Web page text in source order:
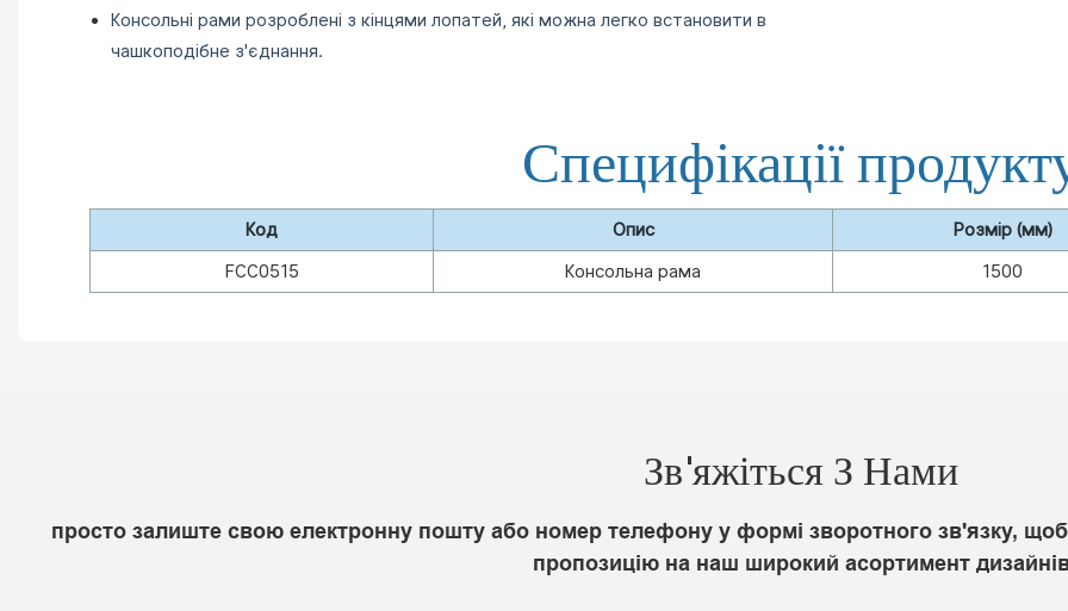
Консольні рами розроблені з кінцями лопатей, які можна легко встановити в
чашкоподібне з'єднання.
Специфікації
Код Опис Розмір (мм)
FCC0515 Консольна рама 1500
Зв'яжіться З Нами
просто залиште свою електронну пошту або номер телефону у формі зворотного зв'язку,
пропозицію на наш широкий асортимент